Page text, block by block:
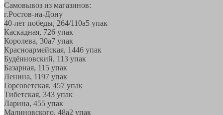
Самовывоз из магазинов:
г.Ростов-на-Дону
40-лет победы, 264/110а5 упак
Каскадная, 726 упак
Королева, 30а7 упак
Красноармейская, 1446 упак
Будённовский, 113 упак
Базарная, 11 5 упак
Ленина, 1197 упак
Горсоветская, 457 упак
Тибетская, 343 упак
Ларина, 455 упак
Малиновского, 48а2 упак